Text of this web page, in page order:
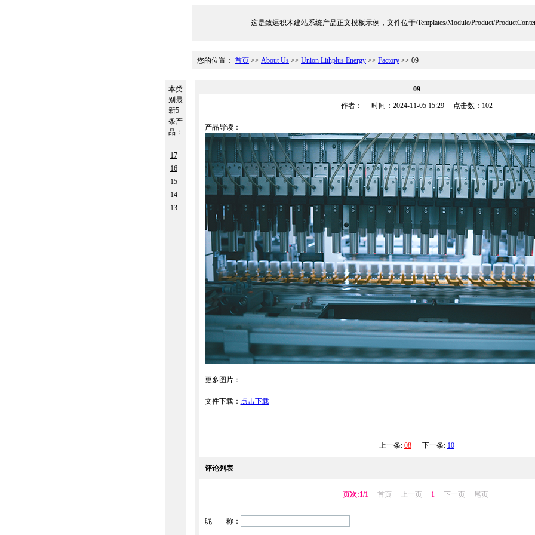
这是致远积木建站系统产品正文模板示例，文件位于/Templates/Module/Product/
您的位置： 首页 >> About Us >> Union Lithplus Energy >> Factory >> 09
本类
别最
新5
条产
品：
17
16
15
14
13
09
作者： 时间：2024-11-05 15:29 点击数： 102
产品导读：
更多图片：
文件下载： 点击下载
上一条: 08下一条: 10
评论列表
页次:1/1 首页 上一页 1 下一页 尾页
昵 称：